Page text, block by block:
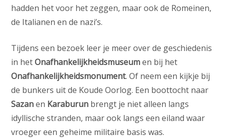
hadden het voor het zeggen, maar ook de Romeinen,
de Italianen en de nazi’s.
Tijdens een bezoek leer je meer over de geschiedenis
in hetOnafhankelijkheidsmuseumen bij het
Onafhankelijkheidsmonument. Of neem een kijkje bij
de bunkers uit de Koude Oorlog. Een boottocht naar
Sazanen Karaburun brengt je niet alleen langs
idyllische stranden, maar ook langs een eiland waar
vroeger een geheime militaire basis was.